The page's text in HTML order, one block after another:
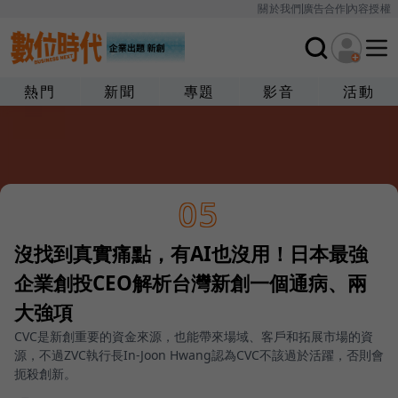
關於我們廣告合作內容授權
熱門 新聞 專題 影音 活動
05
沒找到真實痛點，有AI也沒用！日本最強
企業創投CEO解析台灣新創一個通病、兩
大強項
CVC是新創重要的資金來源，也能帶來場域、客戶和拓展市場的資
源，不過ZVC執行長In-Joon Hwang認為CVC不該過於活躍，否則會
扼殺創新。